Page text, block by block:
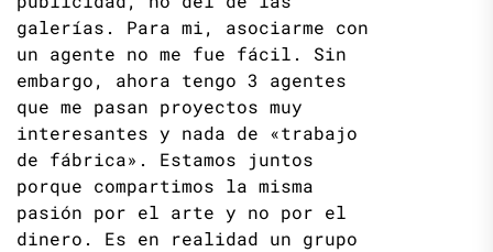
galerías. Para mi, asociarme con
un agente no me fue fácil. Sin
embargo, ahora tengo 3 agentes
que me pasan proyectos muy
interesantes y nada de «trabajo
de fábrica». Estamos juntos
porque compartimos la misma
pasión por el arte y no por el
dinero. Es en realidad un grupo